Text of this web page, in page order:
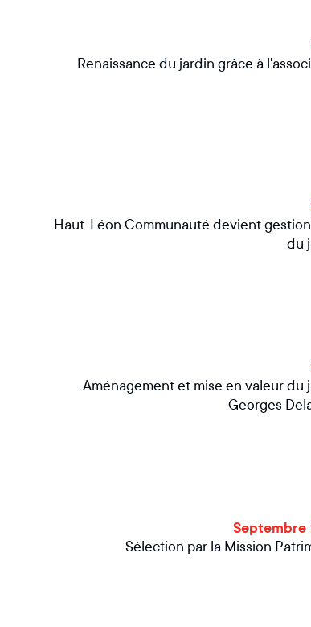
Renaissance du jardin grâce à
Haut-Léon Communauté devient
du
Aménagement et mise en valeur du
Georges
Septembre
Sélection par la Mission